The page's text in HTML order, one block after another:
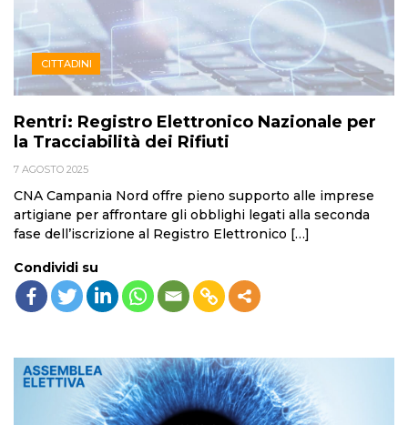
CITTADINI
Rentri: Registro Elettronico Nazionale per
la Tracciabilità dei Rifiuti
7 AGOSTO 2025
CNA Campania Nord offre pieno supporto alle imprese
artigiane per affrontare gli obblighi legati alla seconda
fase dell’iscrizione al Registro Elettronico […]
Condividi su